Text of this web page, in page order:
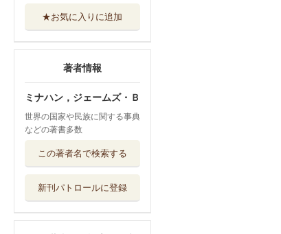
★お気に入りに追加
著者情報
ミナハン，ジェームズ・Ｂ
世界の国家や民族に関する事典
などの著書多数
この著者名で検索する
新刊パトロールに登録
鑑 データと図...
日本政治の謎 徳
西村書店東京出...